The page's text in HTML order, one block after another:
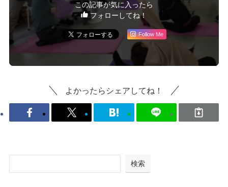
この記事が気に入ったら
フォローしてね！
Follow Me
よかったらシェアしてね！
検索